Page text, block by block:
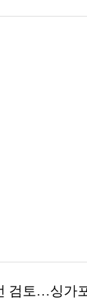
검토…싱가